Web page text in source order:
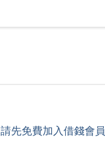
請先免費加入借錢會員